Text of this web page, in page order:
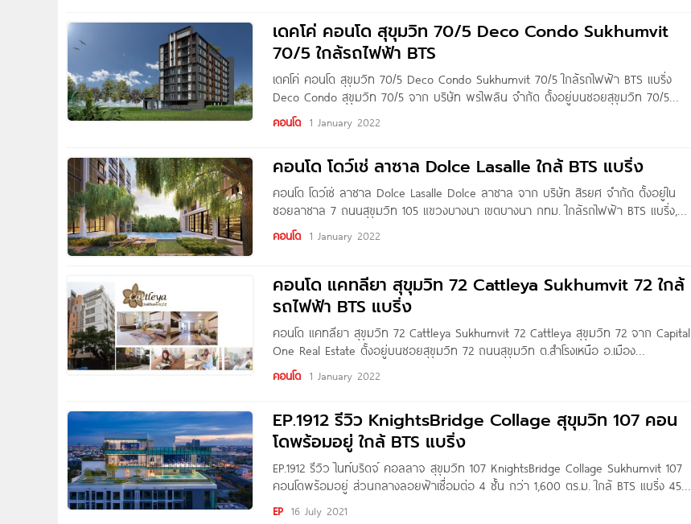
เดคโค่ คอนโด สุขุมวิท 70/5 Deco Condo Sukhumvit
70/5 ใกล้รถไฟฟ้า BTS
เดคโค่ คอนโด สุขุมวิท 70/5 Deco Condo Sukhumvit 70/5 ใกล้รถไฟฟ้า BTS แบริ่ง
Deco Condo สุขุมวิท 70/5 จาก บริษัท พรไพลิน จำกัด ตั้งอยู่บนซอยสุขุมวิท 70/5
ถนนสุขุมวิท แขวงบางนา เขตบางนา กทม. ใกล้รถไฟฟ้า BTS แบริ่ง ประมาณ 300 เมตร,
คอนโด 1 January 2022
คอนโด โดว์เช่ ลาซาล Dolce Lasalle ใกล้ BTS แบริ่ง
คอนโด โดว์เช่ ลาซาล Dolce Lasalle Dolce ลาซาล จาก บริษัท สิรยศ จำกัด ตั้งอยู่ใน
ซอยลาซาล 7 ถนนสุขุมวิท 105 แขวงบางนา เขตบางนา กทม. ใกล้รถไฟฟ้า BTS แบริ่ง,
Big C บางนา, Central บางนา, รร.เซนต์แอนดรูว์, รร.เซนต์โยเซฟ บางนา, รร.นานาชาติ
บางกอกพัฒนา
คอนโด 1 January 2022
คอนโด แคทลียา สุขุมวิท 72 Cattleya Sukhumvit 72 ใกล้
รถไฟฟ้า BTS แบริ่ง
คอนโด แคทลียา สุขุมวิท 72 Cattleya Sukhumvit 72 Cattleya สุขุมวิท 72 จาก Capital
One Real Estate ตั้งอยู่บนซอยสุขุมวิท 72 ถนนสุขุมวิท ต.สำโรงเหนือ อ.เมือง
จ.สมุทรปราการ ใกล้รถไฟฟ้า BTS แบริ่ง ประมาณ 400 เมตร ใกล้ทางด่วนบางนา,
เซ็นทรัล บางนา,
คอนโด 1 January 2022
EP.1912 รีวิว KnightsBridge Collage สุขุมวิท 107 คอน
โดพร้อมอยู่ ใกล้ BTS แบริ่ง
EP.1912 รีวิว ไนท์บริดจ์ คอลลาจ สุขุมวิท 107 KnightsBridge Collage Sukhumvit 107
คอนโดพร้อมอยู่ ส่วนกลางลอยฟ้าเชื่อมต่อ 4 ชั้น กว่า 1,600 ตร.ม. ใกล้ BTS แบริ่ง 450
เมตร* เริ่ม 2.79 ล้าน* Written by : Nin Yanin
EP 16 July 2021